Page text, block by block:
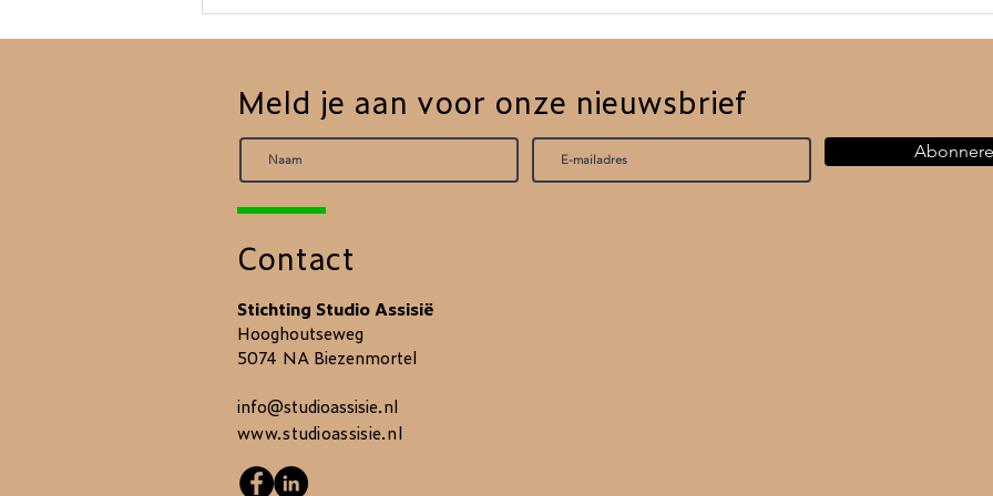
Bekijk de Aftermovie
van Festival Nabij
Nabij is in 2025 terug als
tweedaags festival
Meld je aan voor onze nieuwsbrief
Stichting Studio Assisië
Hooghoutseweg
5074 NA Biezenmortel
info@studioassisie.nl
www.studioassisie.nl
Contact